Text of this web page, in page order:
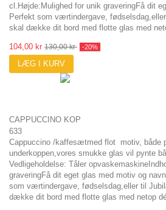
cl.Højde:Mulighed for unik graveringFå dit
Perfekt som værtindergave,
skal dække dit bord med flotte glas med
104,00 kr 130,00 kr -20%
LÆG I KURV
CAPPUCCINO KOP
633
Cappuccino /kaffesætmed flot motiv, både
underkoppen,vores smukke glas vil pynte
Vedligeholdelse: Tåler
graveringFå dit eget glas med motiv og
som værtindergave, fødselsdag,eller til
dække dit bord med flotte glas med netop